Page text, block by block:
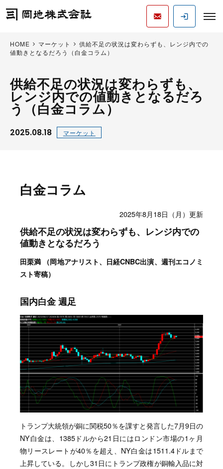
HOME マーケット
供給不足の状況は変わらずも、レンジ内での
値動きとなるだろう（白金コラム）
供給不足の状況は変わらずも、
レンジ内での値動きとなるだろ
う（白金コラム）
2025.08.18 マーケット
白金コラム
2025年8月18日（月）更新
供給不足の状況は変わらずも、レンジ内での
値動きとなるだろう
田栗満 （岡地アナリスト、日経CNBC出演、週刊エコノミ
スト寄稿）
国内白金 週足
トランプ大統領が銅に関税50％を課すと発言した7月9日の
NY白金は、1385ドルから21日にはロンドン市場の1ヶ月
物リースレートが40％を超え、NY白金は1511.4ドルまで
上昇している。しかし31日にトランプ政権が銅輸入品に対